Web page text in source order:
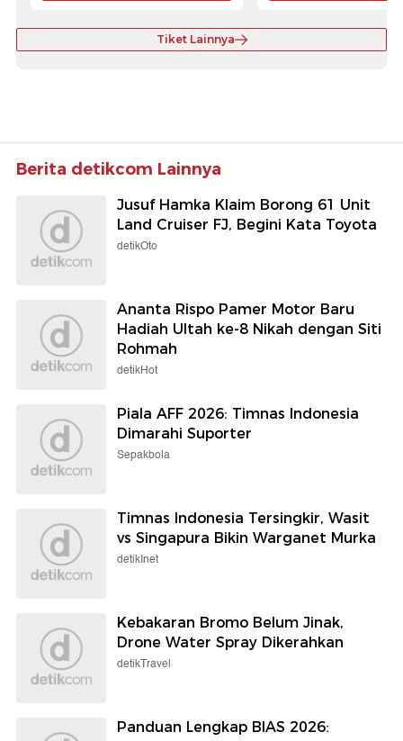
Tiket Lainnya
Berita detikcom Lainnya
Jusuf Hamka Klaim Borong 61 Unit
Land Cruiser FJ, Begini Kata Toyota
detikOto
Ananta Rispo Pamer Motor Baru
Hadiah Ultah ke-8 Nikah dengan Siti
Rohmah
detikHot
Piala AFF 2026: Timnas Indonesia
Dimarahi Suporter
Sepakbola
Timnas Indonesia Tersingkir, Wasit
vs Singapura Bikin Warganet Murka
detikInet
Kebakaran Bromo Belum Jinak,
Drone Water Spray Dikerahkan
detikTravel
Panduan Lengkap BIAS 2026: